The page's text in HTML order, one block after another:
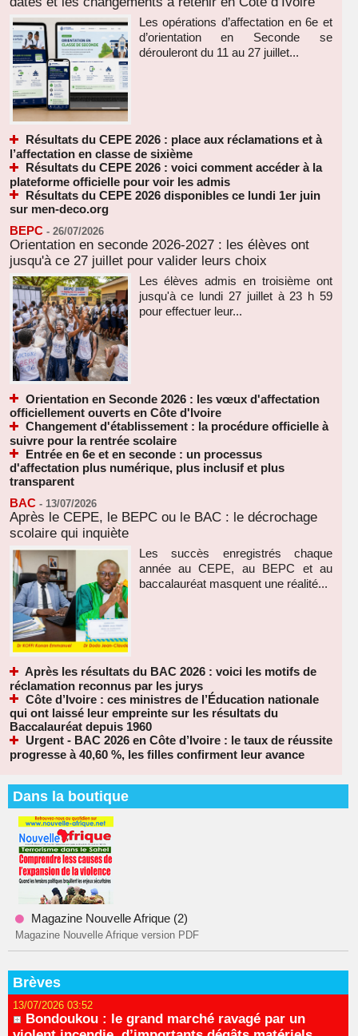
Les opérations d’affectation en 6e et
d’orientation en Seconde se
dérouleront du 11 au 27 juillet...
Résultats du CEPE 2026 : place aux réclamations et à
l’affectation en classe de sixième
Résultats du CEPE 2026 : voici comment accéder à la
plateforme officielle pour voir les admis
Résultats du CEPE 2026 disponibles ce lundi 1er juin
sur men-deco.org
BEPC - 26/07/2026
Orientation en seconde 2026-2027 : les élèves ont
jusqu'à ce 27 juillet pour valider leurs choix
Les élèves admis en troisième ont
jusqu'à ce lundi 27 juillet à 23 h 59
pour effectuer leur...
Orientation en Seconde 2026 : les vœux d'affectation
officiellement ouverts en Côte d'Ivoire
Changement d'établissement : la procédure officielle à
suivre pour la rentrée scolaire
Entrée en 6e et en seconde : un processus
d'affectation plus numérique, plus inclusif et plus
transparent
BAC - 13/07/2026
Après le CEPE, le BEPC ou le BAC : le décrochage
scolaire qui inquiète
Les succès enregistrés chaque
année au CEPE, au BEPC et au
baccalauréat masquent une réalité...
Après les résultats du BAC 2026 : voici les motifs de
réclamation reconnus par les jurys
Côte d’Ivoire : ces ministres de l’Éducation nationale
qui ont laissé leur empreinte sur les résultats du
Baccalauréat depuis 1960
Urgent - BAC 2026 en Côte d’Ivoire : le taux de réussite
progresse à 40,60 %, les filles confirment leur avance
Dans la boutique
Magazine Nouvelle Afrique (2)
Magazine Nouvelle Afrique version PDF
Brèves
13/07/2026 03:52
Bondoukou : le grand marché ravagé par un